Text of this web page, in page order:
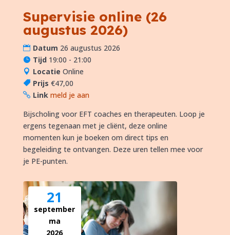
26
augustus
wo
2026
19:00 -
21:00
Supervisie online (26
augustus 2026)
Datum 26 augustus 2026
Tijd 19:00 - 21:00
Locatie Online
Prijs €47,00
Link meld je aan
Bijscholing voor EFT coaches en therapeuten. Loop je
ergens tegenaan met je cliënt, deze online
momenten kun je boeken om direct tips en
begeleiding te ontvangen. Deze uren tellen mee voor
je PE-punten.
21
september
ma
2026